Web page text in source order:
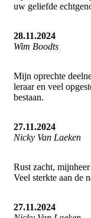
uw geliefde
28.11.2024
Wim Boodts
Mijn oprechte
leraar en veel
bestaan.
27.11.2024
Nicky Van Laeken
Rust zacht,
Veel sterkte aan de
27.11.2024